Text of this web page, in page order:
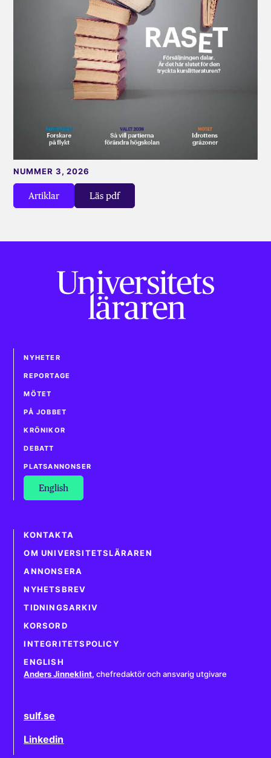
Artiklar Läs pdf
NUMMER 3, 2026
NYHETER
REPORTAGE
MÖTET
PÅ JOBBET
KRÖNIKOR
DEBATT
PLATSANNONSER
English
KONTAKTA
OM UNIVERSITETSLÄRAREN
ANNONSERA
NYHETSBREV
TIDNINGSARKIV
KORSORD
INTEGRITETSPOLICY
ENGLISH
Anders Jinneklint, chefredaktör och ansvarig utgivare
sulf.se
Linkedin